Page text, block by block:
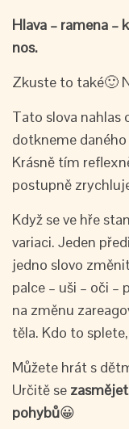
Hlava – ramena –
nos.
Zkuste to také🙂
Tato slova nahlas
dotkneme
Krásně tím
postupně
Když se ve hře
variaci. Jeden
jedno slovo
palce – uši – oči –
na změnu
těla. Kdo to
Můžete hrát s
Určitě se
pohybů😀